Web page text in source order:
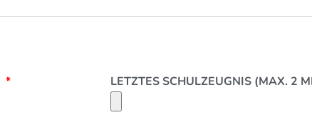
LETZTES SCHULZEUGNIS (MAX. 2